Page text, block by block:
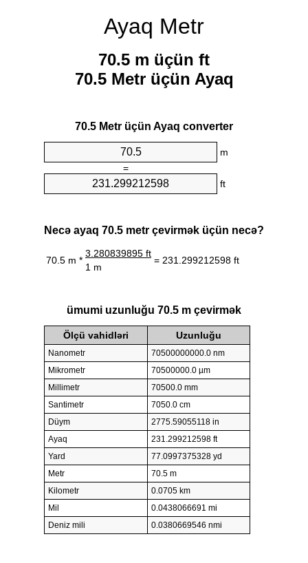
Ayaq Metr
70.5 m üçün ft
70.5 Metr üçün Ayaq
70.5 Metr üçün Ayaq converter
m
=
ft
Necə ayaq 70.5 metr çevirmək üçün necə?
70.5 m *
3.280839895 ft
= 231.299212598 ft
1 m
ümumi uzunluğu 70.5 m çevirmək
Ölçü vahidləri Uzunluğu
Nanometr
70500000000.0 nm
Mikrometr
70500000.0 µm
Millimetr
70500.0 mm
Santimetr
7050.0 cm
Düym
2775.59055118 in
Ayaq
231.299212598 ft
Yard
77.0997375328 yd
Metr
70.5 m
Kilometr
0.0705 km
Mil
0.0438066691 mi
Deniz mili
0.0380669546 nmi